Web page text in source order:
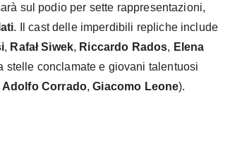
sul podio per sette rappresentazioni,
. Il cast delle imperdibili repliche include
, Rafał Siwek, Riccardo Rados, Elena
stelle conclamate e giovani talentuosi
Adolfo Corrado,Giacomo Leone).